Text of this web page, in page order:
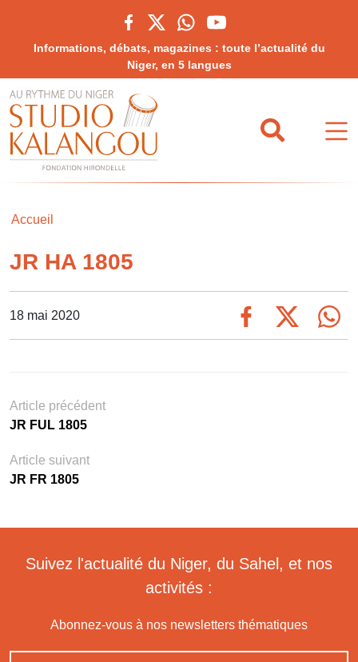
Informations, débats, magazines : toute l’actualité du
Niger, en 5 langues
Accueil
JR HA 1805
18 mai 2020
Article précédent
JR FUL 1805
Article suivant
JR FR 1805
Suivez l'actualité du Niger, du Sahel, et nos
activités :
Abonnez-vous à nos newsletters thématiques